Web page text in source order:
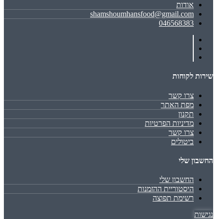
אודות
shamshoumhansfood@gmail.com
046568383
שירות לקוחות
צרו קשר
מפת האתר
תקנון
מדיניות הפרטיות
צרו קשר
ביטולים
החשבון שלי
החשבון שלי
היסטוריית ההזמנות
רשימת תפוצה
נגישות